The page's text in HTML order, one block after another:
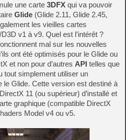
une carte 3DFX qui va pouvoir
Glide (Glide 2.11, Glide 2.45,
les vieilles cartes
v1 à v9. Quel est l’intérêt ?
mal sur les nouvelles
ont été optimisés pour le Glide ou
et non pour d’autres API telles que
tout simplement utiliser un
le Glide. Cette version est destiné à
11 (ou supérieur) d’installé et
graphique (compatible DirectX
Model v4 ou v5.